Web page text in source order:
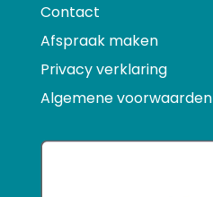
Contact
Afspraak maken
Privacy verklaring
Algemene voorwaarden